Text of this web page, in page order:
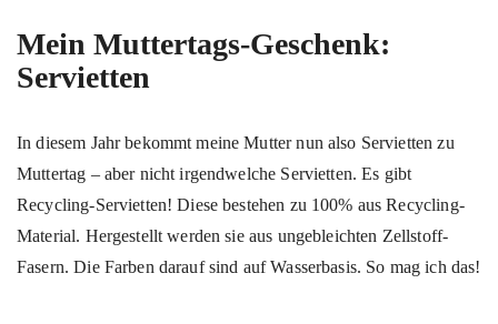
Mein Muttertags-Geschenk:
Servietten
In diesem Jahr bekommt meine Mutter nun also Servietten zu
Muttertag – aber nicht irgendwelche Servietten. Es gibt
Recycling-Servietten! Diese bestehen zu 100% aus Recycling-
Material. Hergestellt werden sie aus ungebleichten Zellstoff-
Fasern. Die Farben darauf sind auf Wasserbasis. So mag ich das!